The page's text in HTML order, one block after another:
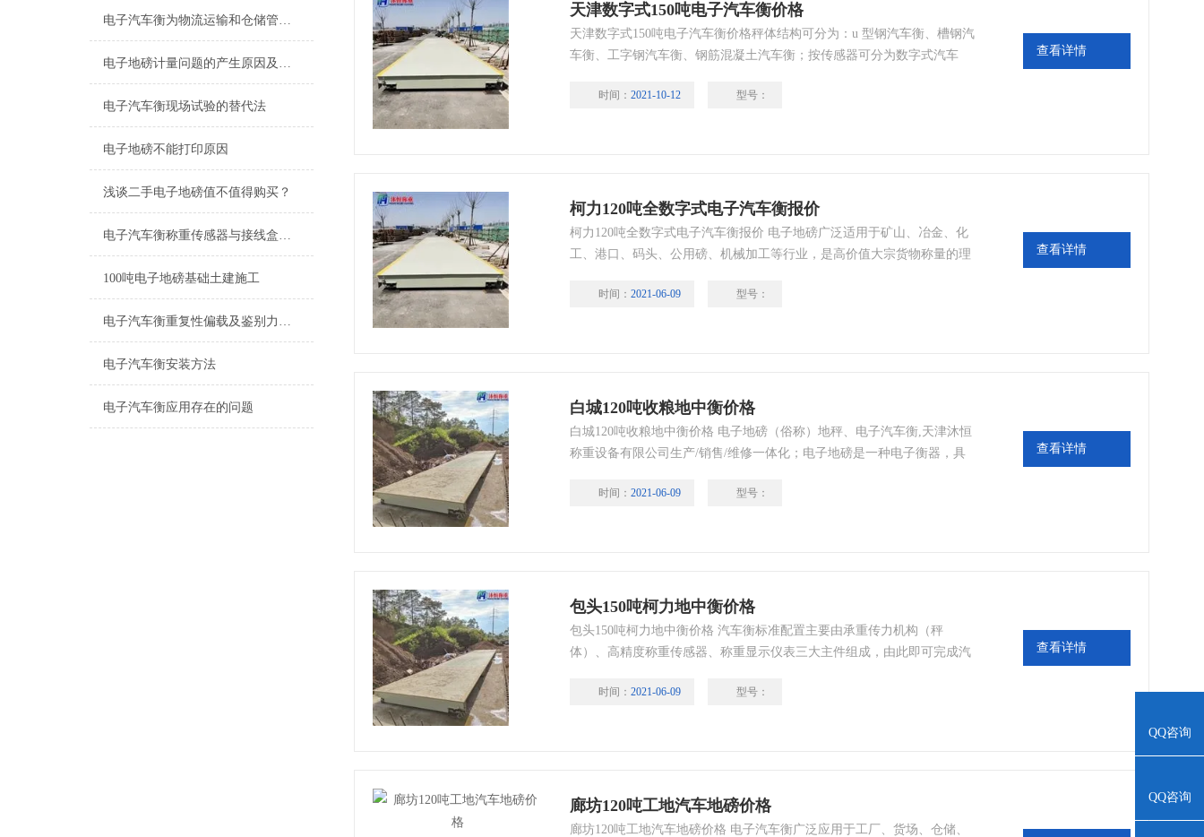
电子汽车衡为物流运输和仓储管理提供了便利和效率
电子地磅计量问题的产生原因及解决方法
电子汽车衡现场试验的替代法
电子地磅不能打印原因
浅谈二手电子地磅值不值得购买？
电子汽车衡称重传感器与接线盒的联接方式
100吨电子地磅基础土建施工
电子汽车衡重复性偏载及鉴别力误差检定
电子汽车衡安装方法
电子汽车衡应用存在的问题
天津数字式150吨电子汽车衡价格
天津数字式150吨电子汽车衡价格秤体结构可分为：u 型钢汽车衡、槽钢汽
车衡、工字钢汽车衡、钢筋混凝土汽车衡；按传感器可分为数字式汽车
时间： 2021-10-12 型号：
查看详情
柯力120吨全数字式电子汽车衡报价
柯力120吨全数字式电子汽车衡报价 电子地磅广泛适用于矿山、冶金、化
工、港口、码头、公用磅、机械加工等行业，是高价值大宗货物称量的理
组损耗、自动偏载调整等优点，且因电测部件全面采用数字信号传输，杜
时间： 2021-06-09 型号：
查看详情
白城120吨收粮地中衡价格
白城120吨收粮地中衡价格 电子地磅（俗称）地秤、电子汽车衡,天津沐恒
称重设备有限公司生产/销售/维修一体化；电子地磅是一种电子衡器，具
矿、厂矿、港口、商业、建筑、仓储、货站、集贸市场等行业的计量器
时间： 2021-06-09 型号：
查看详情
包头150吨柯力地中衡价格
包头150吨柯力地中衡价格 汽车衡标准配置主要由承重传力机构（秤
体）、高精度称重传感器、称重显示仪表三大主件组成，由此即可完成汽
示器、电脑管理系统以完成更高层次的数据管理及传输的需要。
时间： 2021-06-09 型号：
查看详情
廊坊120吨工地汽车地磅价格
廊坊120吨工地汽车地磅价格 电子汽车衡广泛应用于工厂、货场、仓储、
QQ咨询
QQ咨询